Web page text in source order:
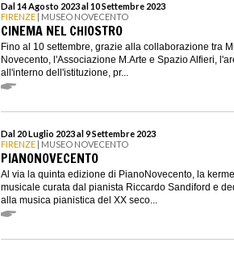
Dal 14 Agosto 2023 al 10 Settembre 2023
FIRENZE | MUSEO NOVECENTO
CINEMA NEL CHIOSTRO
Fino al 10 settembre, grazie alla collaborazione tra
Novecento, l'Associazione M.Arte e Spazio Alfieri,
all'interno dell'istituzione, pr...
Dal 20 Luglio 2023 al 9 Settembre 2023
FIRENZE | MUSEO NOVECENTO
PIANONOVECENTO
Al via la quinta edizione di PianoNovecento, la
musicale curata dal pianista Riccardo Sandiford e
alla musica pianistica del XX seco...